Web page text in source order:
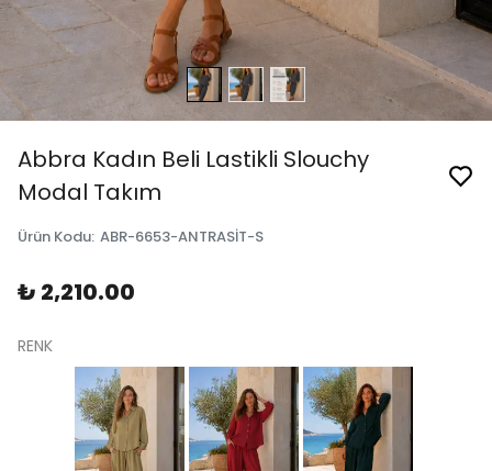
Abbra Kadın Beli Lastikli Slouchy
Modal Takım
Ürün Kodu: ABR-6653-ANTRASİT-S
₺ 2,210.00
RENK